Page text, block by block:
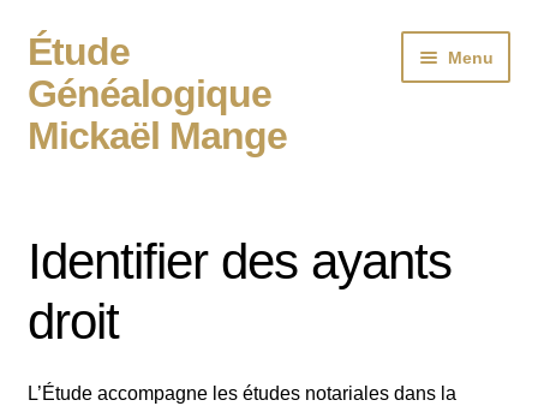
Aller
la
navigation
Aller
contenu
Étude
Généalogique
Mickaël Mange
Menu
Professionnels
Identifier des ayants droit
Blog
Identifier des ayants
droit
L’Étude accompagne les études notariales dans la